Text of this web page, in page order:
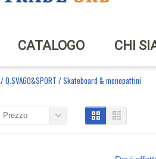
CATALOGO CHI
/Q.SVAGO&SPORT /Skateboard & monopattini
Prezzo